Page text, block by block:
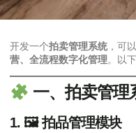
开发一个拍卖管理系统，可
营、全流程数字化管理。以
一、拍卖管理
1. 🖼 拍品管理模块